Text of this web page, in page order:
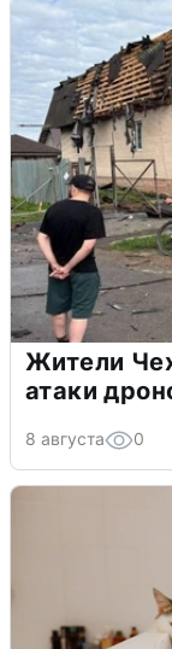
Жители
атаки
8 августа 0